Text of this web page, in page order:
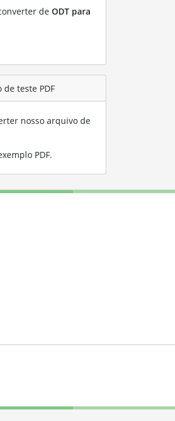
de ODT para
teste PDF
nosso arquivo de
PDF.